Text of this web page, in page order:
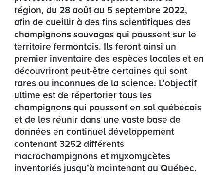
région, du 28 août au 5 septembre 2022,
afin de cueillir à des fins scientifiques des
champignons sauvages qui poussent sur le
territoire fermontois. Ils feront ainsi un
premier inventaire des espèces locales et en
découvriront peut-être certaines qui sont
rares ou inconnues de la science. L’objectif
ultime est de répertorier tous les
champignons qui poussent en sol québécois
et de les réunir dans une vaste base de
données en continuel développement
contenant 3252 différents
macrochampignons et myxomycètes
inventoriés jusqu’à maintenant au Québec.